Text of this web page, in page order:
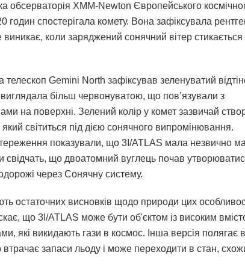
обсерваторія XMM-Newton Європейського
годин спостерігала комету. Вона зафіксувала
коли заряджений сонячний вітер стикається
телескоп Gemini North зафіксував зеленуватий
більш червонуватою, що пов’язували з
на поверхні. Зелений колір у комет зазвичай
світиться під дією сонячного випромінювання.
показували, що 3I/ATLAS мала незвично
свідчать, що двоатомний вуглець почав
через Сонячну систему.
остаточних висновків щодо природи цих
що 3I/ATLAS може бути об'єктом із високим
які викидають гази в космос. Інша версія полягає
запаси льоду і може переходити в стан,